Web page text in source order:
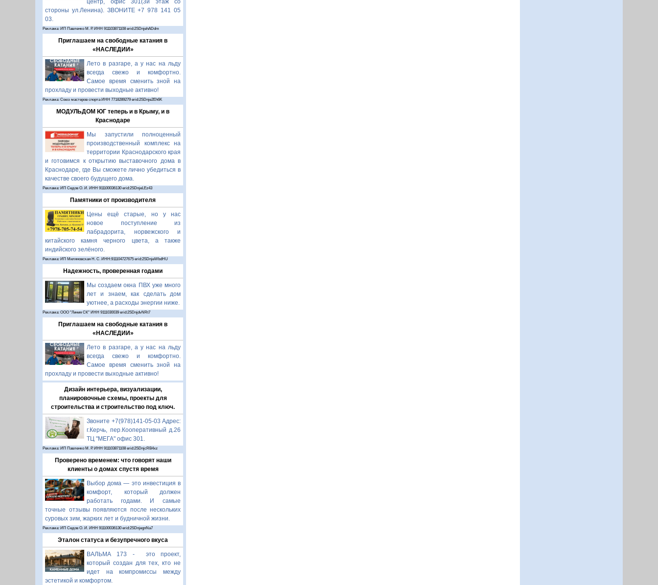
стороны ул.Ленина). ЗВОНИТЕ +7 978 141 05
03.
Реклама: ИП Павленко М. Р. ИНН 911103871108 erid:2SDnjehADdm
Приглашаем на свободные катания в
«НАСЛЕДИИ»
Лето в разгаре, а у нас на льду
всегда свежо и комфортно.
Самое время сменить зной на
прохладу и провести выходные активно!
Реклама: Союз мастеров спорта ИНН 7718289279 erid:2SDnje2Eh6K
МОДУЛЬДОМ ЮГ теперь и в Крыму, и в
Краснодаре
Мы запустили полноценный
производственный комплекс на
территории Краснодарского края
и готовимся к открытию выставочного дома в
Краснодаре, где Вы сможете лично убедиться в
качестве своего будущего дома.
Реклама: ИП Седов О. И. ИНН 911100036130 erid:2SDnjeLEz43
Памятники от производителя
Цены ещё старые, но у нас
новое поступление из
лабрадорита, норвежского и
китайского камня черного цвета, а также
индийского зелёного.
Реклама: ИП Миляновская Н. С. ИНН:911104727675 erid:2SDnjeWbdHU
Надежность, проверенная годами
Мы создаем окна ПВХ уже много
лет и знаем, как сделать дом
уютнее, а расходы энергии ниже.
Реклама: ООО "Линия СК" ИНН 9111030039 erid:2SDnjdvNRt7
Приглашаем на свободные катания в
«НАСЛЕДИИ»
Лето в разгаре, а у нас на льду
всегда свежо и комфортно.
Самое время сменить зной на
прохладу и провести выходные активно!
Дизайн интерьера, визуализации,
планировочные схемы, проекты для
строительства и строительство под ключ.
Звоните +7(978)141-05-03 Адрес:
г.Керчь, пер.Кооперативный д.26
ТЦ "МЕГА" офис 301.
Реклама: ИП Павленко М. Р. ИНН 911103871108 erid:2SDnjcRB4xz
Проверено временем: что говорят наши
клиенты о домах спустя время
Выбор дома — это инвестиция в
комфорт, который должен
работать годами. И самые
точные отзывы появляются после нескольких
суровых зим, жарких лет и будничной жизни.
Реклама: ИП Седов О. И. ИНН 911100036130 erid:2SDnjegnNa7
Эталон статуса и безупречного вкуса
ВАЛЬМА 173 - это проект,
который создан для тех, кто не
идет на компромиссы между
эстетикой и комфортом.